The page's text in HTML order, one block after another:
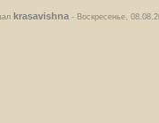
krasavishna - Воскресенье,